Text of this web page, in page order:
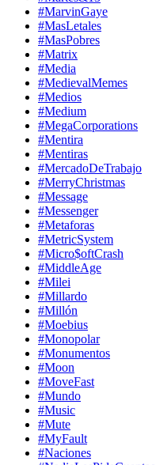
#MarvinGaye
#MasLetales
#MasPobres
#Matrix
#Media
#MedievalMemes
#Medios
#Medium
#MegaCorporations
#Mentira
#Mentiras
#MercadoDeTrabajo
#MerryChristmas
#Message
#Messenger
#Metaforas
#MetricSystem
#Micro$oftCrash
#MiddleAge
#Milei
#Millardo
#Millón
#Moebius
#Monopolar
#Monumentos
#Moon
#MoveFast
#Mundo
#Music
#Mute
#MyFault
#Naciones